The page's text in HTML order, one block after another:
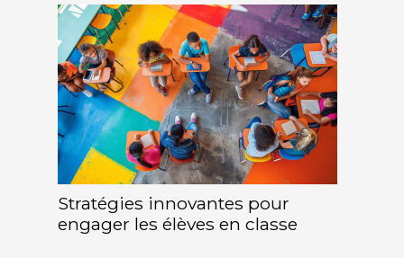
Stratégies innovantes pour
engager les élèves en classe